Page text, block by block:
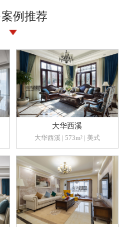
例推荐
大华西溪
大华西溪 | 573m² | 美式